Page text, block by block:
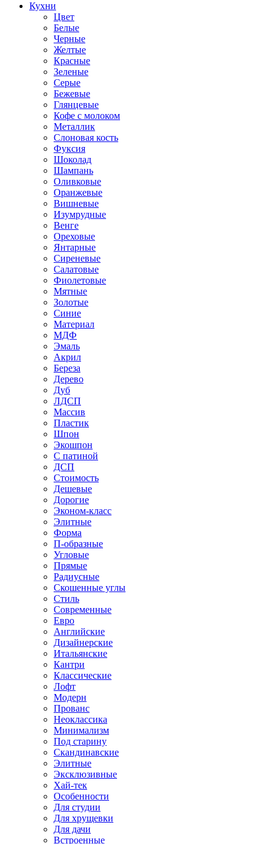
Кухни
Цвет
Белые
Черные
Желтые
Красные
Зеленые
Серые
Бежевые
Глянцевые
Кофе с молоком
Металлик
Слоновая кость
Фуксия
Шоколад
Шампань
Оливковые
Оранжевые
Вишневые
Изумрудные
Венге
Ореховые
Янтарные
Сиреневые
Салатовые
Фиолетовые
Мятные
Золотые
Синие
Материал
МДФ
Эмаль
Акрил
Береза
Дерево
Дуб
ЛДСП
Массив
Пластик
Шпон
Экошпон
С патиной
ДСП
Стоимость
Дешевые
Дорогие
Эконом-класс
Элитные
Форма
П-образные
Угловые
Прямые
Радиусные
Скошенные углы
Стиль
Современные
Евро
Английские
Дизайнерские
Итальянские
Кантри
Классические
Лофт
Модерн
Прованс
Неоклассика
Минимализм
Под старину
Скандинавские
Элитные
Эксклюзивные
Хай-тек
Особенности
Для студии
Для хрущевки
Для дачи
Встроенные